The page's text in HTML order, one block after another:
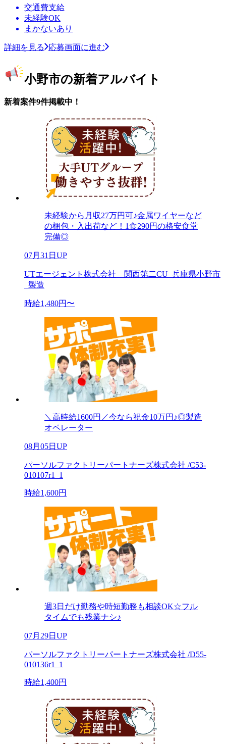
交通費支給
未経験OK
まかないあり
詳細を見る 応募画面に進む
小野市の新着アルバイト
新着案件9件掲載中！
未経験から月収27万円可♪金属ワイヤーなど
の梱包・入出荷など！1食290円の格安食堂
完備◎
07月31日UP
UTエージェント株式会社 関西第二CU_兵庫県小野市
_製造
時給1,480円〜
＼高時給1600円／今なら祝金10万円♪◎製造
オペレーター
08月05日UP
パーソルファクトリーパートナーズ株式会社 /C53-
010107r1_1
時給1,600円
週3日だけ勤務や時短勤務も相談OK☆フル
タイムでも残業ナシ♪
07月29日UP
パーソルファクトリーパートナーズ株式会社 /D55-
010136r1_1
時給1,400円